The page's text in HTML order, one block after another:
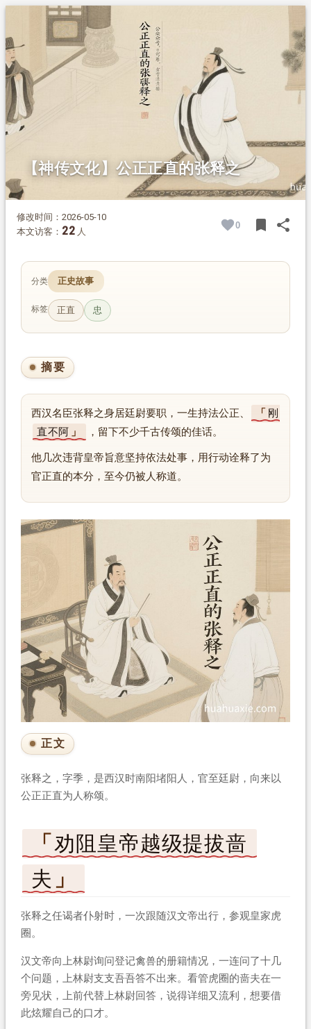
2.1.劝阻皇帝越级提拔啬夫
司马门弹劾太子梁王
2.3.
中渭桥惊马依法判罚
【神传文化】公正正直的张释之
修改时间：2026-05-10
本文访客： 22 人
0 bookmark share
分类 正史故事
标签 正直 忠
摘要
西汉名臣张释之身居廷尉要职，一生持法公正、
刚
直不阿
，留下不少千古传颂的佳话。
他几次违背皇帝旨意坚持依法处事，用行动诠释了为
官正直的本分，至今仍被人称道。
正文
张释之，字季，是西汉时南阳堵阳人，官至廷尉，向来以
公正正直为人称颂。
劝阻皇帝越级提拔啬
夫
张释之任谒者仆射时，一次跟随汉文帝出行，参观皇家虎
圈。
汉文帝向上林尉询问登记禽兽的册籍情况，一连问了十几
个问题，上林尉支支吾吾答不出来。看管虎圈的啬夫在一
旁见状，上前代替上林尉回答，说得详细又流利，想要借
此炫耀自己的口才。